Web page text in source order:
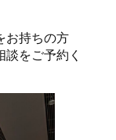
お持ちの方
をご予約く